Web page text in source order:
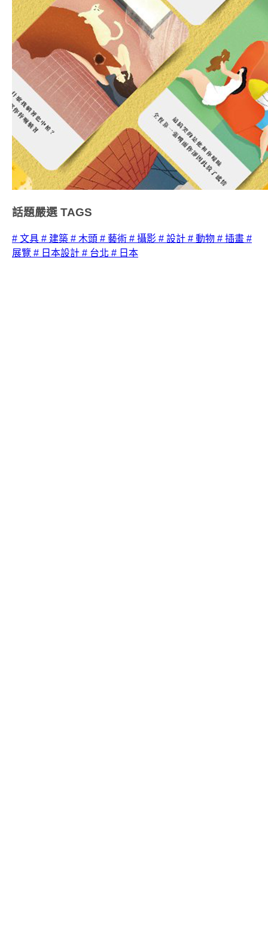
話題嚴選 TAGS
# 文具 # 建築 # 木頭 # 藝術 # 攝影 # 設計 # 動物 # 插畫 #
展覽 # 日本設計 # 台北 # 日本